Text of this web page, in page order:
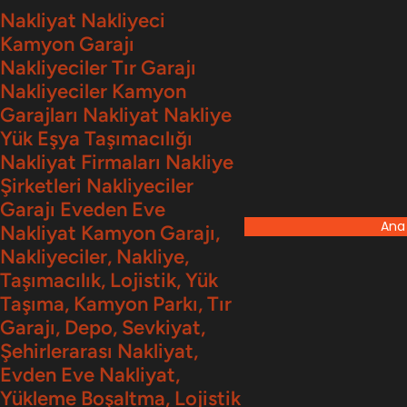
İçeriğe
geç
Nakliyat Nakliyeci
Kamyon Garajı
Nakliyeciler Tır Garajı
Nakliyeciler Kamyon
Garajları Nakliyat Nakliye
Yük Eşya Taşımacılığı
Nakliyat Firmaları Nakliye
Şirketleri Nakliyeciler
Garajı Eveden Eve
Nakliyat Kamyon Garajı,
Nakliyeciler, Nakliye,
Taşımacılık, Lojistik, Yük
Taşıma, Kamyon Parkı, Tır
Garajı, Depo, Sevkiyat,
Şehirlerarası Nakliyat,
Evden Eve Nakliyat,
Yükleme Boşaltma, Lojistik